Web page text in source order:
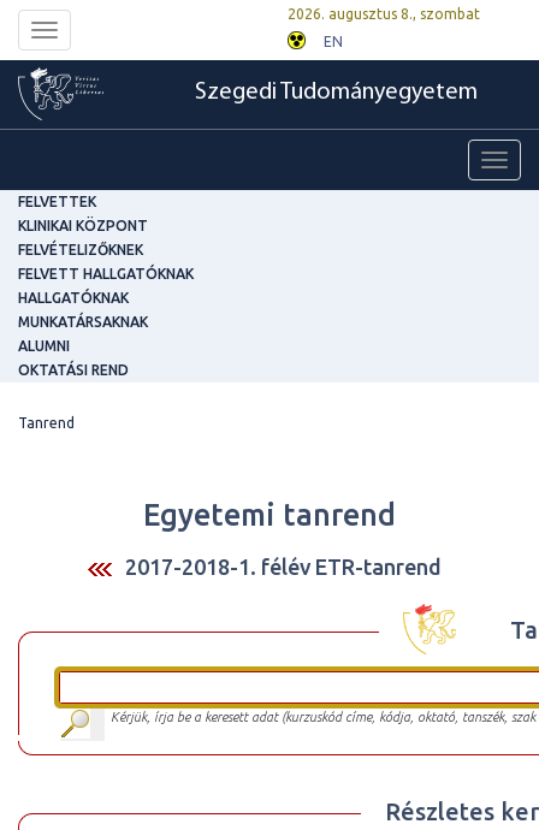
Toggle
navigation
2026. augusztus 8., szombat
EN
Szegedi Tudományegyetem
FELVETTEK
KLINIKAI KÖZPONT
FELVÉTELIZŐKNEK
FELVETT HALLGATÓKNAK
HALLGATÓKNAK
MUNKATÁRSAKNAK
ALUMNI
OKTATÁSI REND
Tanrend
Egyetemi tanrend
2017-2018-1. félév ETR-tanrend
Kérjük, írja be a keresett adat (kurzuskód címe, kódja, oktató, tanszék,
Részletes